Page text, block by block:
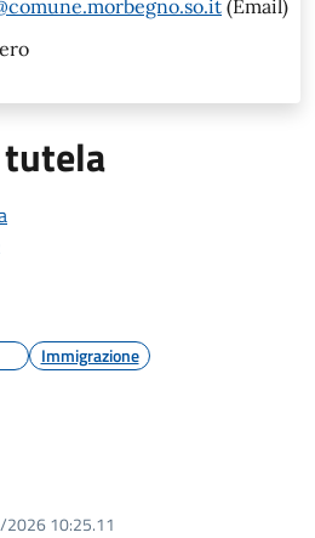
(Email)
Immigrazione
10:25.11